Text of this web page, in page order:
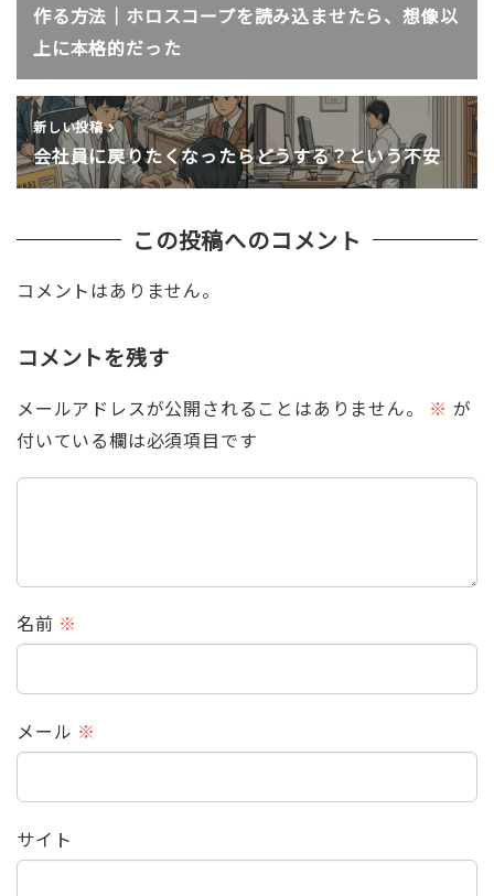
作る方法｜ホロスコープを読み込ませたら、想像以
上に本格的だった
新しい投稿
会社員に戻りたくなったらどうする？という不安
この投稿へのコメント
コメントはありません。
コメントを残す
メールアドレスが公開されることはありません。 ※ が
付いている欄は必須項目です
名前 ※
メール ※
サイト